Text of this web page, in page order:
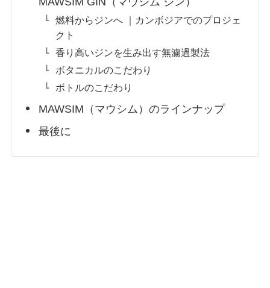
燃料からジンへ ｜カンボジアでのプロジェ
クト
香り高いジンを生み出す無濾過製法
ボタニカルのこだわり
ボトルのこだわり
MAWSIM（マウシム）のラインナップ
最後に